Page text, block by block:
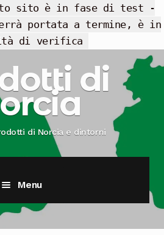
sito è in fase di test -
verrà portata a termine, è in
di verifica
di
di Norcia e dintorni
Menu